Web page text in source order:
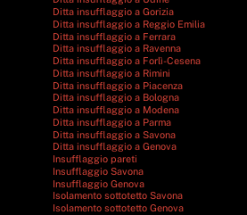
Ditta insufflaggio a Gorizia
Ditta insufflaggio a Reggio Emilia
Ditta insufflaggio a Ferrara
Ditta insufflaggio a Ravenna
Ditta insufflaggio a Forlì-Cesena
Ditta insufflaggio a Rimini
Ditta insufflaggio a Piacenza
Ditta insufflaggio a Bologna
Ditta insufflaggio a Modena
Ditta insufflaggio a Parma
Ditta insufflaggio a Savona
Ditta insufflaggio a Genova
Insufflaggio pareti
Insufflaggio Savona
Insufflaggio Genova
Isolamento sottotetto Savona
Isolamento sottotetto Genova